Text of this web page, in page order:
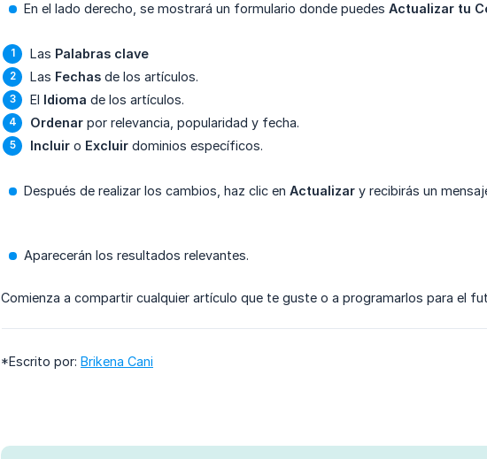
En el lado derecho, se mostrará un formulario donde puedes Actualizar tu
Las Palabras clave
Las Fechas de los artículos.
El Idioma de los artículos.
Ordenar por relevancia, popularidad y fecha.
Incluir o Excluir dominios específicos.
Después de realizar los cambios, haz clic en Actualizar y recibirás un
Aparecerán los resultados relevantes.
Comienza a compartir cualquier artículo que te guste o a programarlos para el
*Escrito por: Brikena Cani